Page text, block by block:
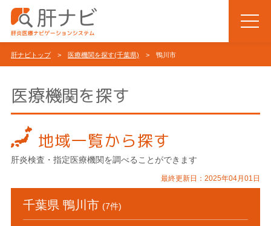
肝ナビトップ> 医療機関を探す(千葉県) > 鴨川市
医療機関を探す
地域一覧から探す
肝炎検査・指定医療機関を調べることができます
最終更新日：2025年04月01日
千葉県 鴨川市 (7件)